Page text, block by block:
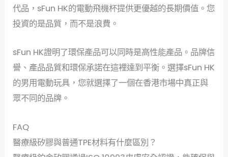
代品，sFun HK的電動飛機杯提供更優越的長期價值。您
投資的是品質，而不是浪費。
sFun HK證明了環保產品可以同時是高性能產品。品牌信
譽、產品品質和環保承諾在這裡達到平衡。選擇sFun HK
的男用電動玩具，您就選擇了一個在香港市場中真正與
眾不同的品牌。
FAQ
醫療級矽膠與普通TPE材料有什麼區別？